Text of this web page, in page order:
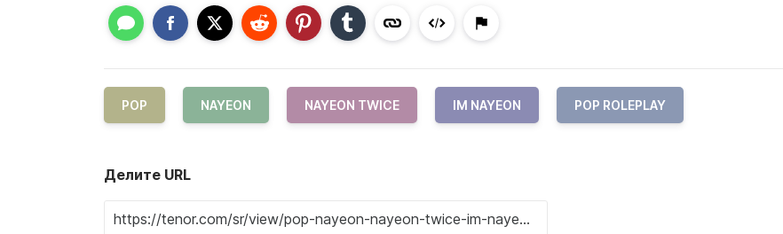
POP NAYEON NAYEON TWICE IM NAYEON POP ROLEPLAY
Делите URL